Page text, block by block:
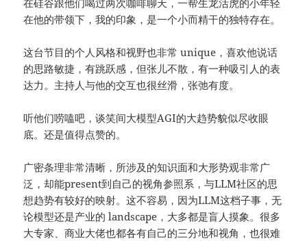
在硅谷跟他们喝过两次咖啡聊天，一帮生龙活虎的小年轻
在他的带领下，我的印象，是一个小而精干的独特存在。
这台节目的个人风格和视野也非常 unique，喜欢他说话
的思路敏捷，有跳跃感，但张儿不散，有一种吸引人的表
达力。主持人与他的交互也很丝滑，张弛有度。
听他们唠嗑吧，谈笑间大模型AGI的大趋势貌似尽收眼
底。还是值得点赞的。
广密条理非常清晰，所涉及的知识面和大形势观非常广
泛，却能present到自己的视角参照系 ，与LLM社区的思
想趋势有较好的映射。这不容易，因为LLM这档子事，无
论模型还是产业的 landscape，大多都是盲人摸象。很多
大专家、商业大佬也都各有自己的三分地和视角，也很难